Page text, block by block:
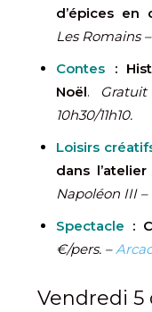
d’épices en
Les Romains –
Contes :
Noël.
10h30/11h10.
Loisirs
dans
Napoléon III –
Spectacle :
€/pers. –
Vendredi